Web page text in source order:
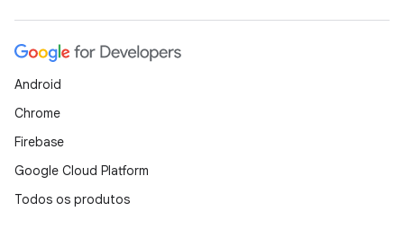
Android
Chrome
Firebase
Google Cloud Platform
Todos os produtos